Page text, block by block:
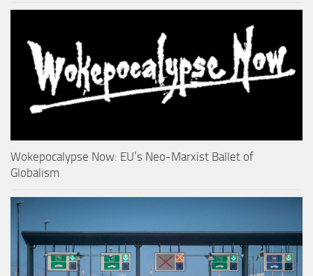
Wokepocalypse Now: EU’s Neo-Marxist Ballet of
Globalism